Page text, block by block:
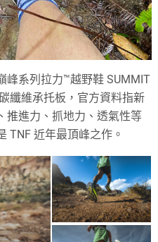
峰系列拉力™越野鞋 SUMMIT
纖維承托板，官方資料指新
推進力、抓地力、透氣性等
TNF 近年最頂峰之作。